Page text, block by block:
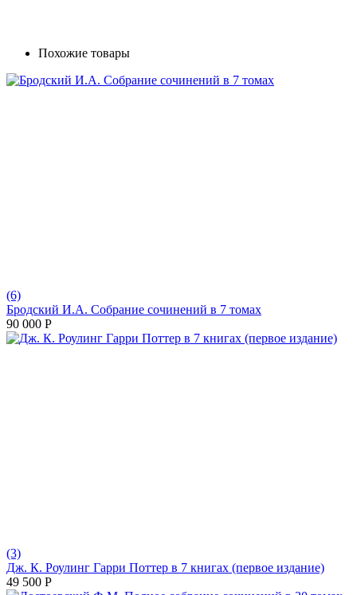
Похожие товары
(6)
Бродский И.А. Собрание сочинений в 7 томах
90 000 Р
(3)
Дж. К. Роулинг Гарри Поттер в 7 книгах (первое издание)
49 500 Р